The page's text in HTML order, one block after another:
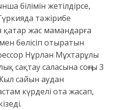
білімін жетілдірсе,
тәжірибе
қатар жас мамандарға
бөлісіп отыратын
Нұрлан Мұхтарұлы
сақтау саласына соңғы 3
сайын аудан
күрделі ота жасап,